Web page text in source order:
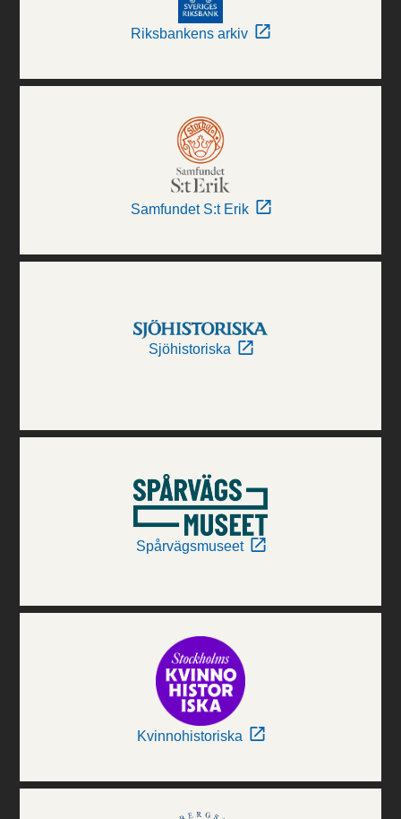
Riksbankens arkiv
Samfundet S:t Erik
Sjöhistoriska
Spårvägsmuseet
Kvinnohistoriska